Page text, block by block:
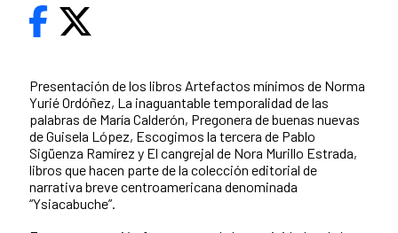
Presentación de los libros Artefactos mínimos de Norma
Yurié Ordóñez, La inaguantable temporalidad de las
palabras de María Calderón, Pregonera de buenas nuevas
de Guisela López, Escogimos la tercera de Pablo
Sigüenza Ramírez y El cangrejal de Nora Murillo Estrada,
libros que hacen parte de la colección editorial de
narrativa breve centroamericana denominada
“Ysiacabuche”.